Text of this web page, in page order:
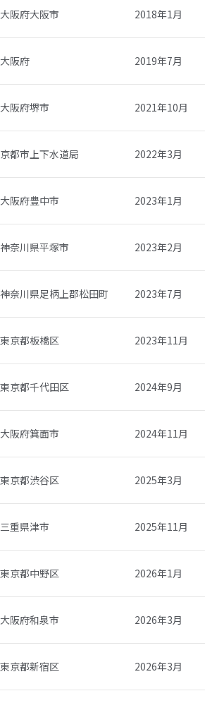
大阪府大阪市 2018年1月
大阪府 2019年7月
大阪府堺市 2021年10月
京都市上下水道局 2022年3月
大阪府豊中市 2023年1月
神奈川県平塚市 2023年2月
神奈川県足柄上郡松田町 2023年7月
東京都板橋区 2023年11月
東京都千代田区 2024年9月
大阪府箕面市 2024年11月
東京都渋谷区 2025年3月
三重県津市 2025年11月
東京都中野区 2026年1月
大阪府和泉市 2026年3月
東京都新宿区 2026年3月